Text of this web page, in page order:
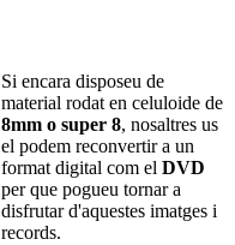
Si encara disposeu de
material rodat en celuloide de
8mm o super 8, nosaltres us
el podem reconvertir a un
format digital com el DVD
per que pogueu tornar a
disfrutar d'aquestes imatges i
records.